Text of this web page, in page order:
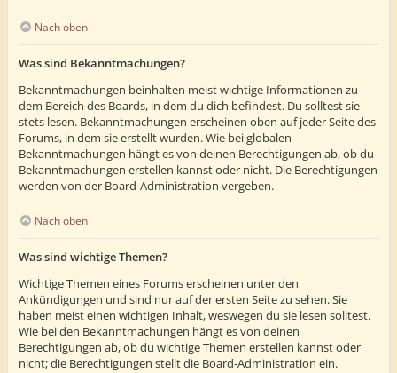
Nach oben
Was sind Bekanntmachungen?
Bekanntmachungen beinhalten meist wichtige Informationen zu
dem Bereich des Boards, in dem du dich befindest. Du solltest sie
stets lesen. Bekanntmachungen erscheinen oben auf jeder Seite des
Forums, in dem sie erstellt wurden. Wie bei globalen
Bekanntmachungen hängt es von deinen Berechtigungen ab, ob du
Bekanntmachungen erstellen kannst oder nicht. Die Berechtigungen
werden von der Board-Administration vergeben.
Nach oben
Was sind wichtige Themen?
Wichtige Themen eines Forums erscheinen unter den
Ankündigungen und sind nur auf der ersten Seite zu sehen. Sie
haben meist einen wichtigen Inhalt, weswegen du sie lesen solltest.
Wie bei den Bekanntmachungen hängt es von deinen
Berechtigungen ab, ob du wichtige Themen erstellen kannst oder
nicht; die Berechtigungen stellt die Board-Administration ein.